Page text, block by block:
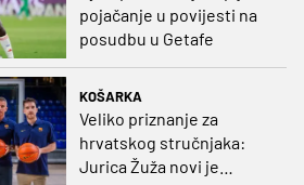
pojačanje u povijesti na
posudbu u Getafe
KOŠARKA
Veliko priznanje za
hrvatskog stručnjaka:
Jurica Žuža novi je